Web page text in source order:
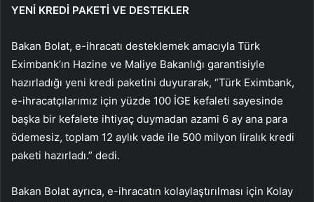
YENİ KREDİ PAKETİ VE DESTEKLER
Bakan Bolat, e-ihracatı desteklemek amacıyla Türk
Eximbank’ın Hazine ve Maliye Bakanlığı garantisiyle
hazırladığı yeni kredi paketini duyurarak, “Türk Eximbank,
e-ihracatçılarımız için yüzde 100 İGE kefaleti sayesinde
başka bir kefalete ihtiyaç duymadan azami 6 ay ana para
ödemesiz, toplam 12 aylık vade ile 500 milyon liralık kredi
paketi hazırladı.” dedi.
Bakan Bolat ayrıca, e-ihracatın kolaylaştırılması için Kolay